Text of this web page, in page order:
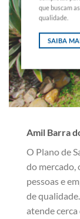
que buscam
qualidade.
SAIBA
Amil Barra
O Plano de
do mercado,
pessoas e
de
atende